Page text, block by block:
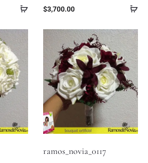
$3,700.00
ramos_novia_0117